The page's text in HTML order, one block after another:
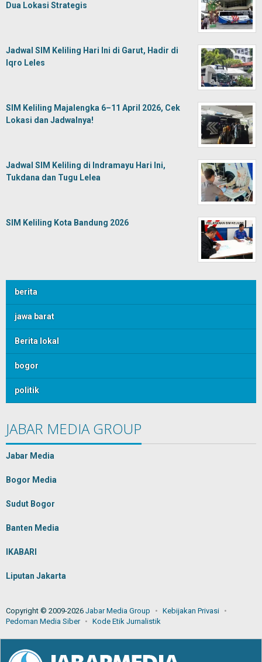
Dua Lokasi Strategis
Jadwal SIM Keliling Hari Ini di Garut, Hadir di
Iqro Leles
SIM Keliling Majalengka 6–11 April 2026, Cek
Lokasi dan Jadwalnya!
Jadwal SIM Keliling di Indramayu Hari Ini,
Tukdana dan Tugu Lelea
SIM Keliling Kota Bandung 2026
berita
jawa barat
Berita lokal
bogor
politik
JABAR MEDIA GROUP
Jabar Media
Bogor Media
Sudut Bogor
Banten Media
IKABARI
Liputan Jakarta
Copyright © 2009-2026 Jabar Media Group
Kebijakan Privasi
Pedoman Media Siber
Kode Etik Jurnalistik